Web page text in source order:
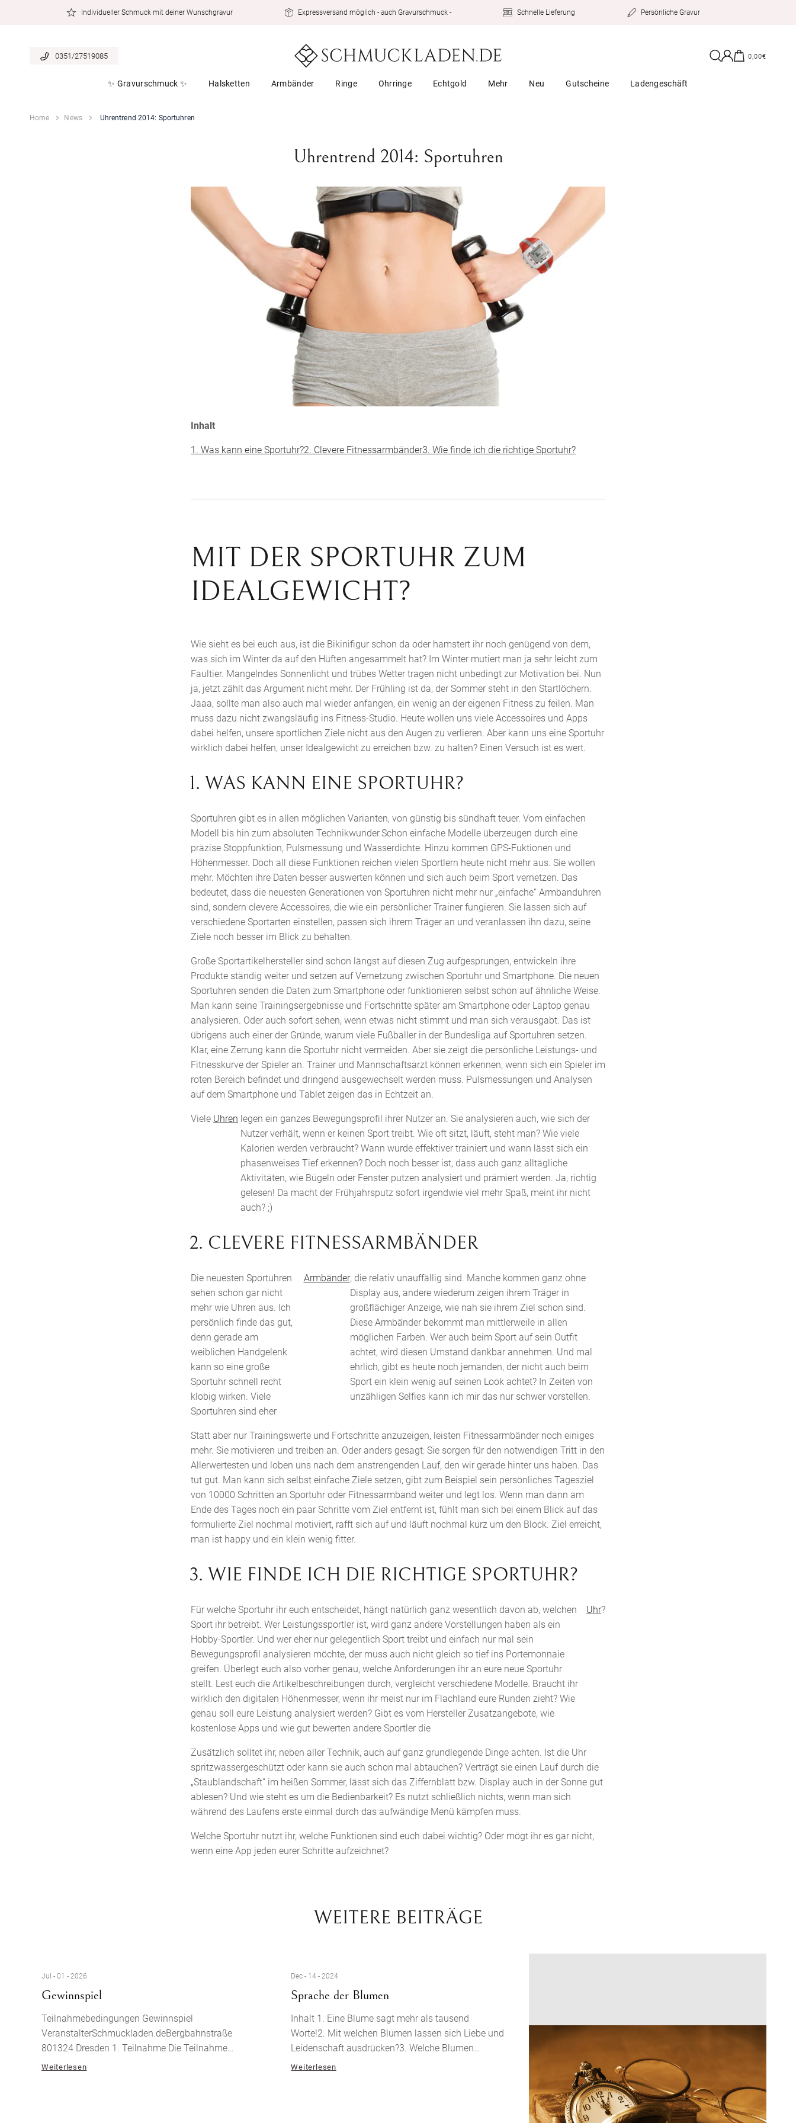
Individueller Schmuck mit deiner Wunschgravur Expressversand möglich - auch Gravurschmuck - Schnelle Lieferung Persönliche Gravur
0351/27519085
✨ Gravurschmuck ✨ Halsketten Armbänder Ringe Ohrringe Echtgold Mehr Neu Gutscheine Ladengeschäft
EinloggenWarenkorb
0,00€
Home News Uhrentrend 2014: Sportuhren
Uhrentrend 2014: Sportuhren
Inhalt
1. Was kann eine Sportuhr?2. Clevere Fitnessarmbänder3. Wie finde ich die richtige Sportuhr?
MIT DER SPORTUHR ZUM
IDEALGEWICHT?
Wie sieht es bei euch aus, ist die Bikinifigur schon da oder hamstert ihr noch genügend von dem,
was sich im Winter da auf den Hüften angesammelt hat? Im Winter mutiert man ja sehr leicht zum
Faultier. Mangelndes Sonnenlicht und trübes Wetter tragen nicht unbedingt zur Motivation bei. Nun
ja, jetzt zählt das Argument nicht mehr. Der Frühling ist da, der Sommer steht in den Startlöchern.
Jaaa, sollte man also auch mal wieder anfangen, ein wenig an der eigenen Fitness zu feilen. Man
muss dazu nicht zwangsläufig ins Fitness-Studio. Heute wollen uns viele Accessoires und Apps
dabei helfen, unsere sportlichen Ziele nicht aus den Augen zu verlieren. Aber kann uns eine Sportuhr
wirklich dabei helfen, unser Idealgewicht zu erreichen bzw. zu halten? Einen Versuch ist es wert.
1. WAS KANN EINE SPORTUHR?
Sportuhren gibt es in allen möglichen Varianten, von günstig bis sündhaft teuer. Vom einfachen
Modell bis hin zum absoluten Technikwunder.Schon einfache Modelle überzeugen durch eine
präzise Stoppfunktion, Pulsmessung und Wasserdichte. Hinzu kommen GPS-Fuktionen und
Höhenmesser. Doch all diese Funktionen reichen vielen Sportlern heute nicht mehr aus. Sie wollen
mehr. Möchten ihre Daten besser auswerten können und sich auch beim Sport vernetzen. Das
bedeutet, dass die neuesten Generationen von Sportuhren nicht mehr nur „einfache“ Armbanduhren
sind, sondern clevere Accessoires, die wie ein persönlicher Trainer fungieren. Sie lassen sich auf
verschiedene Sportarten einstellen, passen sich ihrem Träger an und veranlassen ihn dazu, seine
Ziele noch besser im Blick zu behalten.
Große Sportartikelhersteller sind schon längst auf diesen Zug aufgesprungen, entwickeln ihre
Produkte ständig weiter und setzen auf Vernetzung zwischen Sportuhr und Smartphone. Die neuen
Sportuhren senden die Daten zum Smartphone oder funktionieren selbst schon auf ähnliche Weise.
Man kann seine Trainingsergebnisse und Fortschritte später am Smartphone oder Laptop genau
analysieren. Oder auch sofort sehen, wenn etwas nicht stimmt und man sich verausgabt. Das ist
übrigens auch einer der Gründe, warum viele Fußballer in der Bundesliga auf Sportuhren setzen.
Klar, eine Zerrung kann die Sportuhr nicht vermeiden. Aber sie zeigt die persönliche Leistungs- und
Fitnesskurve der Spieler an. Trainer und Mannschaftsarzt können erkennen, wenn sich ein Spieler im
roten Bereich befindet und dringend ausgewechselt werden muss. Pulsmessungen und Analysen
auf dem Smartphone und Tablet zeigen das in Echtzeit an.
Viele Uhren legen ein ganzes Bewegungsprofil ihrer Nutzer an. Sie analysieren auch, wie sich der
Nutzer verhält, wenn er keinen Sport treibt. Wie oft sitzt, läuft, steht man? Wie viele
Kalorien werden verbraucht? Wann wurde effektiver trainiert und wann lässt sich ein
phasenweises Tief erkennen? Doch noch besser ist, dass auch ganz alltägliche
Aktivitäten, wie Bügeln oder Fenster putzen analysiert und prämiert werden. Ja, richtig
gelesen! Da macht der Frühjahrsputz sofort irgendwie viel mehr Spaß, meint ihr nicht
auch? ;)
2. CLEVERE FITNESSARMBÄNDER
Die neuesten Sportuhren
sehen schon gar nicht
mehr wie Uhren aus. Ich
persönlich finde das gut,
denn gerade am
weiblichen Handgelenk
kann so eine große
Sportuhr schnell recht
klobig wirken. Viele
Sportuhren sind eher
Armbänder, die relativ unauffällig sind. Manche kommen ganz ohne
Display aus, andere wiederum zeigen ihrem Träger in
großflächiger Anzeige, wie nah sie ihrem Ziel schon sind.
Diese Armbänder bekommt man mittlerweile in allen
möglichen Farben. Wer auch beim Sport auf sein Outfit
achtet, wird diesen Umstand dankbar annehmen. Und mal
ehrlich, gibt es heute noch jemanden, der nicht auch beim
Sport ein klein wenig auf seinen Look achtet? In Zeiten von
unzähligen Selfies kann ich mir das nur schwer vorstellen.
Statt aber nur Trainingswerte und Fortschritte anzuzeigen, leisten Fitnessarmbänder noch einiges
mehr. Sie motivieren und treiben an. Oder anders gesagt: Sie sorgen für den notwendigen Tritt in den
Allerwertesten und loben uns nach dem anstrengenden Lauf, den wir gerade hinter uns haben. Das
tut gut. Man kann sich selbst einfache Ziele setzen, gibt zum Beispiel sein persönliches Tagesziel
von 10000 Schritten an Sportuhr oder Fitnessarmband weiter und legt los. Wenn man dann am
Ende des Tages noch ein paar Schritte vom Ziel entfernt ist, fühlt man sich bei einem Blick auf das
formulierte Ziel nochmal motiviert, rafft sich auf und läuft nochmal kurz um den Block. Ziel erreicht,
man ist happy und ein klein wenig fitter.
3. WIE FINDE ICH DIE RICHTIGE SPORTUHR?
Für welche Sportuhr ihr euch entscheidet, hängt natürlich ganz wesentlich davon ab, welchen
Sport ihr betreibt. Wer Leistungssportler ist, wird ganz andere Vorstellungen haben als ein
Hobby-Sportler. Und wer eher nur gelegentlich Sport treibt und einfach nur mal sein
Bewegungsprofil analysieren möchte, der muss auch nicht gleich so tief ins Portemonnaie
greifen. Überlegt euch also vorher genau, welche Anforderungen ihr an eure neue Sportuhr
stellt. Lest euch die Artikelbeschreibungen durch, vergleicht verschiedene Modelle. Braucht ihr
wirklich den digitalen Höhenmesser, wenn ihr meist nur im Flachland eure Runden zieht? Wie
genau soll eure Leistung analysiert werden? Gibt es vom Hersteller Zusatzangebote, wie
kostenlose Apps und wie gut bewerten andere Sportler die
Uhr?
Zusätzlich solltet ihr, neben aller Technik, auch auf ganz grundlegende Dinge achten. Ist die Uhr
spritzwassergeschützt oder kann sie auch schon mal abtauchen? Verträgt sie einen Lauf durch die
„Staublandschaft“ im heißen Sommer, lässt sich das Ziffernblatt bzw. Display auch in der Sonne gut
ablesen? Und wie steht es um die Bedienbarkeit? Es nutzt schließlich nichts, wenn man sich
während des Laufens erste einmal durch das aufwändige Menü kämpfen muss.
Welche Sportuhr nutzt ihr, welche Funktionen sind euch dabei wichtig? Oder mögt ihr es gar nicht,
wenn eine App jeden eurer Schritte aufzeichnet?
WEITERE BEITRÄGE
Jul - 01 - 2026
Gewinnspiel
Teilnahmebedingungen Gewinnspiel
VeranstalterSchmuckladen.deBergbahnstraße
801324 Dresden 1. Teilnahme Die Teilnahme
erfolgt durch das Hochladen eines Bildes (z. B.
Weiterlesen
Dec - 14 - 2024
Sprache der Blumen
Inhalt 1. Eine Blume sagt mehr als tausend
Worte!2. Mit welchen Blumen lassen sich Liebe und
Leidenschaft ausdrücken?3. Welche Blumen
passen zu welchem Anlass?4. Die Sprache der
Weiterlesen